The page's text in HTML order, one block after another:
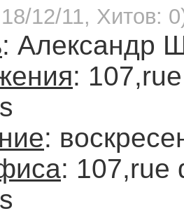
12/11, Хитов:
: Александр
:
:
: 107,rue